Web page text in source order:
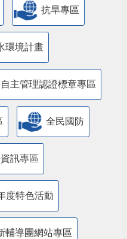
抗旱專區
環境計畫
主管理認證標章專區
全民國防
訊專區
度特色活動
輔導團網站專區